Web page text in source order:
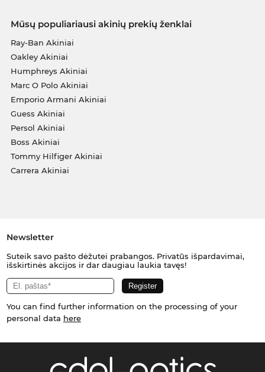
Mūsų populiariausi akinių prekių ženklai
Ray-Ban Akiniai
Oakley Akiniai
Humphreys Akiniai
Marc O Polo Akiniai
Emporio Armani Akiniai
Guess Akiniai
Persol Akiniai
Boss Akiniai
Tommy Hilfiger Akiniai
Carrera Akiniai
Newsletter
Suteik savo pašto dėžutei prabangos. Privatūs išpardavimai,
išskirtinės akcijos ir dar daugiau laukia tavęs!
You can find further information on the processing of your
personal data here